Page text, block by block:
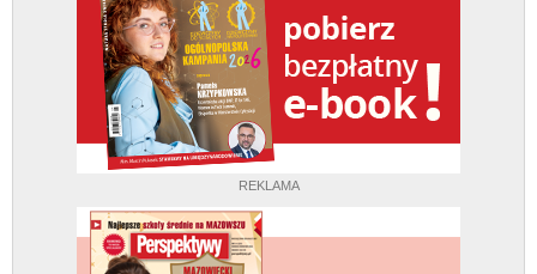
REKLAMA